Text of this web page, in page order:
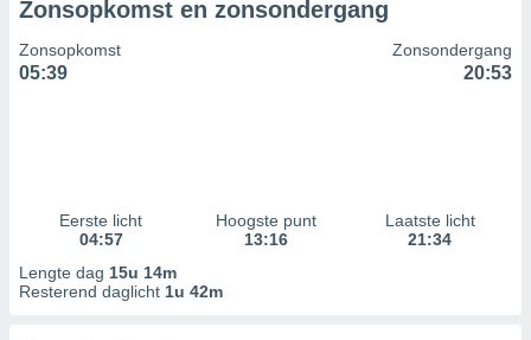
Zonsopkomst en zonsondergang
Zonsopkomst
05:39
Zonsondergang
20:53
Eerste licht
04:57
Hoogste punt
13:16
Laatste licht
21:34
Lengte dag 15u 14m
Resterend daglicht 1u 42m